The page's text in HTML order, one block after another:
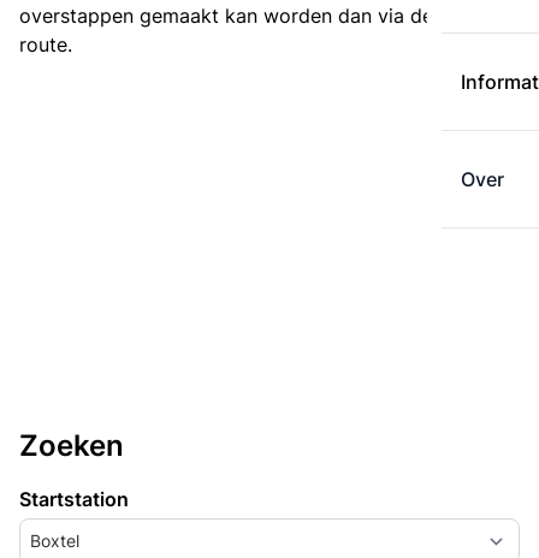
Over
overstappen gemaakt kan worden dan via de kortste
route.
Zoeken
Startstation
Boxtel